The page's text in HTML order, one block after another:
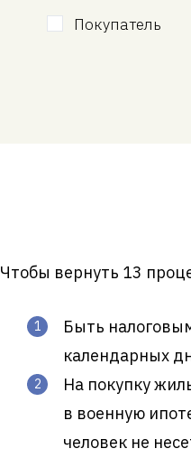
Покупатель
Чтобы вернуть 13
Быть
календарных
На покупку
в военную
человек не